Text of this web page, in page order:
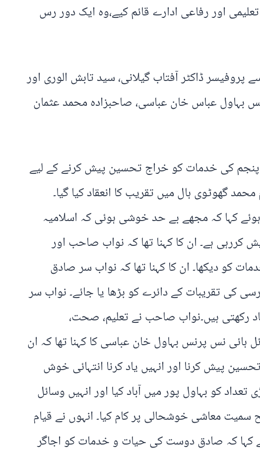
اور رفاعی ادارے قائم کیے،وہ ایک دور رس
ڈاکٹر آفتاب گیلانی، سید تابش الوری اور
عباس خان عباسی، صاحبزادہ محمد عثمان
کی خدمات کو خراج تحسین پیش کرنے کے لیے
گھوٹوی ہال میں تقریب کا انعقاد کیا گیا۔
کہا کہ مجھے بے حد خوشی ہوئی کہ اسلامیہ
ہے۔ ان کا کہنا تھا کہ نواب صاحب اور
کو دیکھا۔ ان کا کہنا تھا کہ نواب سر صادق
کی تقریبات کے دائرے کو بڑھا یا جائے۔ نواب سر
رکھتی ہیں۔نواب صاحب نے تعلیم، صحت،
ہائی نس پرنس بہاول خان عباسی کا کہنا تھا کہ ان
پیش کرنا اور انہیں یاد کرنا انتہائی خوش
کو بہاول پور میں آباد کیا اور انہیں وسائل
معاشی خوشحالی پر کام کیا۔ انہوں نے قیام
نے کہا کہ صادق دوست کی حیات و خدمات کو اجاگر